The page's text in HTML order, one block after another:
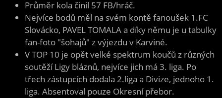
Průměr kola činil 57 FB/hráč.
Nejvíce bodů měl na svém kontě fanoušek 1.FC
Slovácko, PAVEL TOMALA a díky němu je u tabulky
fan-foto "šohajů" z výjezdu v Karviné.
V TOP 10 je opět velké spektrum koučů z různých
soutěží Ligy bláznů, nejvíce jich má 3. liga. Po
třech zástupcích dodala 2.liga a Divize, jednoho 1.
liga. Absentoval pouze Okresní přebor.